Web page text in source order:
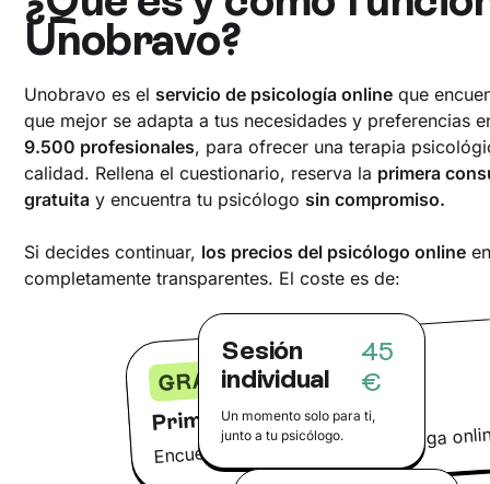
Primera cita
GRATIS
Encuentra tu psicólogo o psicóloga
Unobravo?
Unobravo es el servicio de psicología online que
que mejor se adapta a tus necesidades y preferencias
9.500 profesionales, para ofrecer una terapia
calidad. Rellena el cuestionario, reserva la primera
gratuita y encuentra tu psicólogo sin compromiso.
Si decides continuar, los precios del psicólogo online
completamente transparentes. El coste es de:
Sesión
individual
45
€
Un momento solo para ti,
junto a tu psicólogo.